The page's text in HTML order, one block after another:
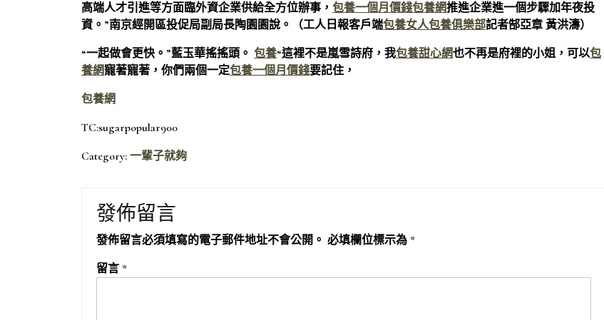
高端人才引進等方面臨外資企業供給全方位辦事， 包養一個月價錢包養網推進企業進一個步驟加年夜投
資。”南京經開區投促局副局長陶園園說。（工人日報客戶端包養女人包養俱樂部記者郜亞章 黃洪濤）
“一起做會更快。”藍玉華搖搖頭。 包養“這裡不是嵐雪詩府，我包養甜心網也不再是府裡的小姐，可以包
養網寵著寵著，你們兩個一定包養一個月價錢要記住，
包養網
TC:sugarpopular900
Category: 一輩子就夠
發佈留言
發佈留言必須填寫的電子郵件地址不會公開。 必填欄位標示為 *
留言 *